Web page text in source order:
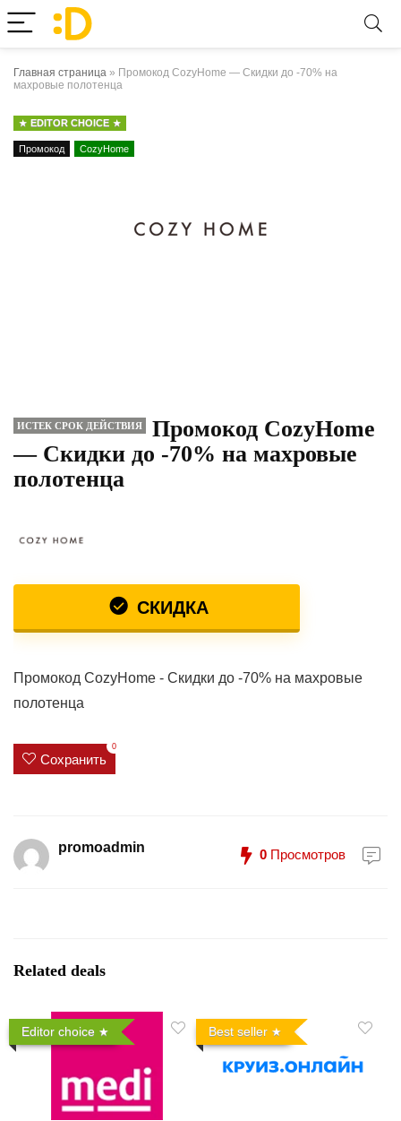
Главная страница » Промокод CozyHome — Скидки до -70% на
махровые полотенца
EDITOR CHOICE
Промокод CozyHome
ИСТЕК СРОК ДЕЙСТВИЯ
Промокод CozyHome
— Скидки до -70% на махровые
полотенца
СКИДКА
Промокод CozyHome - Скидки до -70% на махровые
полотенца
Сохранить
0
promoadmin 0 Просмотров
Related deals
Editor choice Best seller